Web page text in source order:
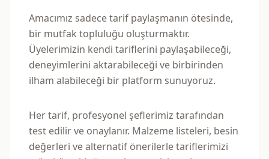
Amacımız sadece tarif paylaşmanın ötesinde,
bir mutfak topluluğu oluşturmaktır.
Üyelerimizin kendi tariflerini paylaşabileceği,
deneyimlerini aktarabileceği ve birbirinden
ilham alabileceği bir platform sunuyoruz.
Her tarif, profesyonel şeflerimiz tarafından
test edilir ve onaylanır. Malzeme listeleri, besin
değerleri ve alternatif önerilerle tariflerimizi